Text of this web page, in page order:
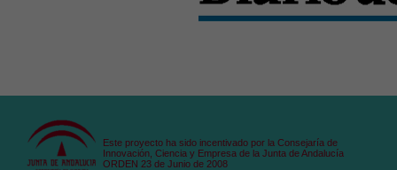
Este proyecto ha sido incentivado por la Consejaría de
Innovación, Ciencia y Empresa de la Junta de Andalucía
ORDEN 23 de Junio de 2008